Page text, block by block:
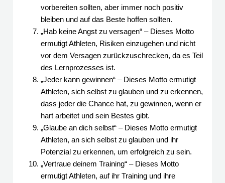
vorbereiten sollten, aber immer noch positiv
bleiben und auf das Beste hoffen sollten.
„Hab keine Angst zu versagen“ – Dieses Motto
ermutigt Athleten, Risiken einzugehen und nicht
vor dem Versagen zurückzuschrecken, da es Teil
des Lernprozesses ist.
„Jeder kann gewinnen“ – Dieses Motto ermutigt
Athleten, sich selbst zu glauben und zu erkennen,
dass jeder die Chance hat, zu gewinnen, wenn er
hart arbeitet und sein Bestes gibt.
„Glaube an dich selbst“ – Dieses Motto ermutigt
Athleten, an sich selbst zu glauben und ihr
Potenzial zu erkennen, um erfolgreich zu sein.
„Vertraue deinem Training“ – Dieses Motto
ermutigt Athleten, auf ihr Training und ihre